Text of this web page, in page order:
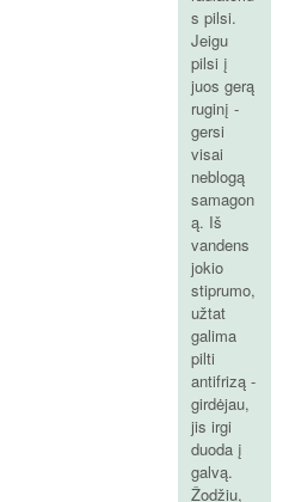
s pilsi.
Jeigu
pilsi į
juos gerą
ruginį -
gersi
visai
neblogą
samagon
ą. Iš
vandens
jokio
stiprumo,
užtat
galima
pilti
antifrizą -
girdėjau,
jis irgi
duoda į
galvą.
Žodžiu,